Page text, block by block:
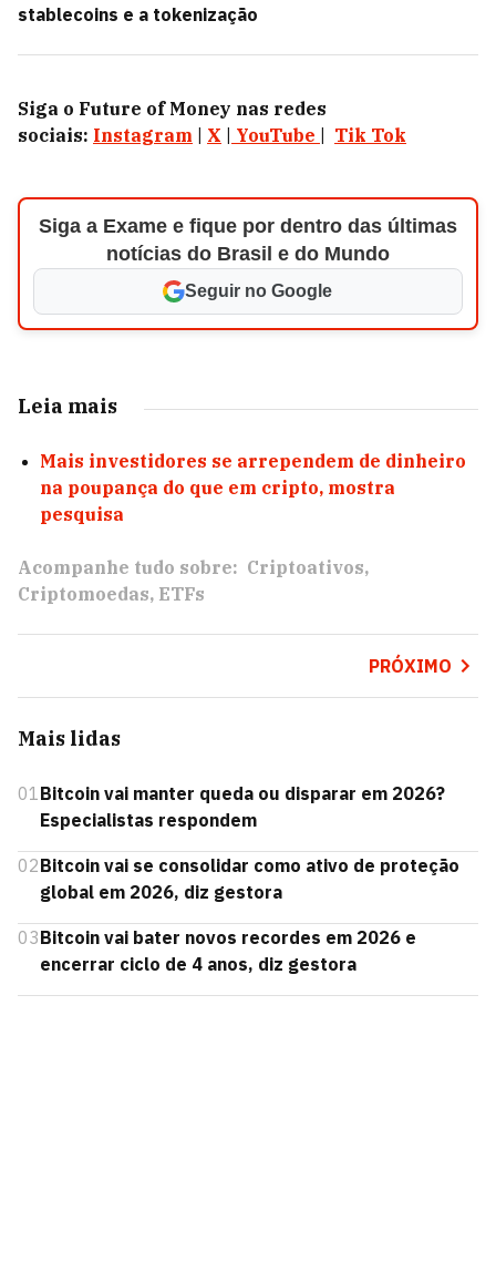
stablecoins e a tokenização
Siga o Future of Money nas redes
sociais: Instagram X YouTube Tik Tok
Siga a Exame e fique por dentro das últimas
notícias do Brasil e do Mundo
Seguir no Google
Leia mais
Mais investidores se arrependem de dinheiro
na poupança do que em cripto, mostra
pesquisa
Acompanhe tudo sobre: Criptoativos
Criptomoedas ETFs
PRÓXIMO
Mais lidas
01Bitcoin vai manter queda ou disparar em 2026?
Especialistas respondem
02Bitcoin vai se consolidar como ativo de proteção
global em 2026, diz gestora
03Bitcoin vai bater novos recordes em 2026 e
encerrar ciclo de 4 anos, diz gestora